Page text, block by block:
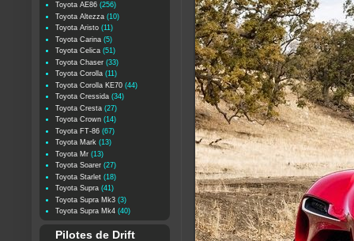
Toyota AE86 (256)
Toyota Altezza (10)
Toyota Aristo (11)
Toyota Carina (5)
Toyota Celica (51)
Toyota Chaser (33)
Toyota Corolla (11)
Toyota Corolla KE70 (44)
Toyota Cressida (34)
Toyota Cresta (27)
Toyota Crown (14)
Toyota FT-86 (67)
Toyota Mark (13)
Toyota Mr (13)
Toyota Soarer (27)
Toyota Starlet (18)
Toyota Supra (41)
Toyota Supra Mk3 (3)
Toyota Supra Mk4 (40)
Pilotes de Drift